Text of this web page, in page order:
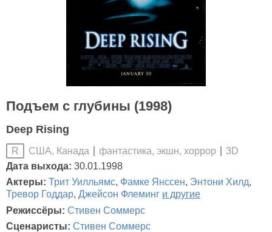
Подъем с глубины (1998)
Deep Rising
R США, Канада фантастика, экшн, хоррор
3D
Дата выхода: 30.01.1998
Актеры: Трит Уилльямс, Фамке Янссен, Энтони Хилд,
Тревор Годдар, Джейсон Флеминг и другие
Режиссёры: Стивен Соммерс
Сценаристы: Стивен Соммерс